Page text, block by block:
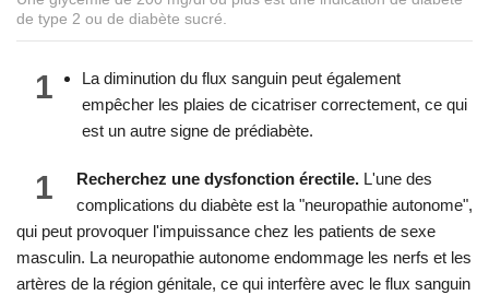
de type 2 ou de diabète sucré.
1
La diminution du flux sanguin peut également
empêcher les plaies de cicatriser correctement, ce qui
est un autre signe de prédiabète.
1 Recherchez une dysfonction érectile. L'une des
complications du diabète est la "neuropathie autonome",
qui peut provoquer l'impuissance chez les patients de sexe
masculin. La neuropathie autonome endommage les nerfs et les
artères de la région génitale, ce qui interfère avec le flux sanguin